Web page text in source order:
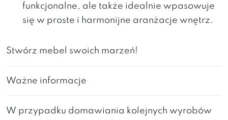
funkcjonalne, ale także idealnie wpasowuje
się w proste i harmonijne aranżacje wnętrz.
Stwórz mebel swoich marzeń!
Ważne informacje
W przypadku domawiania kolejnych wyrobów